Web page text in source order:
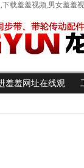
载羞羞视频,男女羞羞
羞羞网址在线观